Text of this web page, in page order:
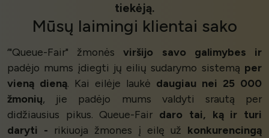
tiekėją.
Mūsų laimingi klientai sako
‘"Queue-Fair" žmonėsviršijo savo galimybes ir
padėjo mums įdiegti jų eilių sudarymo sistemą per
vieną dieną. Kai eilėje laukė daugiau nei 25 000
žmonių, jie padėjo mums valdyti srautą per
didžiausius pikus. Queue-Fair daro tai, ką ir turi
daryti - rikiuoja žmones į eilę už konkurencingą